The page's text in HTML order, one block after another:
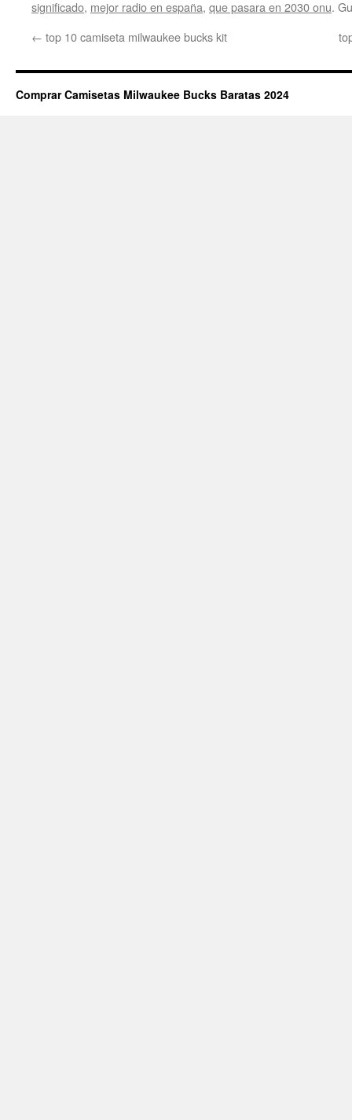
significado, mejor radio en españa, que pasara en 2030 onu.
← top 10 camiseta milwaukee bucks kit
Comprar Camisetas Milwaukee Bucks Baratas 2024